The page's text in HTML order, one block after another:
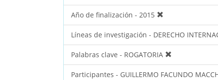
Año de finalización - 2015
Líneas de investigación - DERECHO
Palabras clave - ROGATORIA
Participantes - GUILLERMO FACUNDO